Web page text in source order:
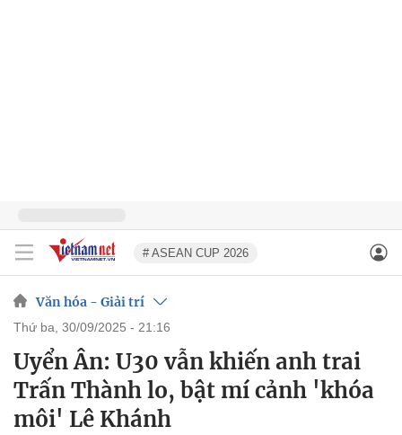
# ASEAN CUP 2026
Văn hóa - Giải trí
thứ ba, 30/09/2025 - 21:16
Uyển Ân: U30 vẫn khiến anh trai
Trấn Thành lo, bật mí cảnh 'khóa
môi' Lê Khánh